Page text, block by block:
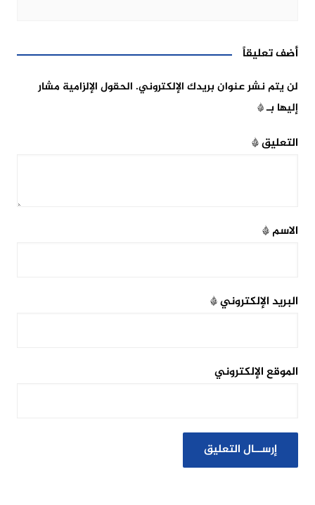
أضف تعليقاً
لن يتم نشر عنوان بريدك الإلكتروني. الحقول الإلزامية مشار
إليها بـ*
التعليق*
الاسم*
البريد الإلكتروني*
الموقع الإلكتروني